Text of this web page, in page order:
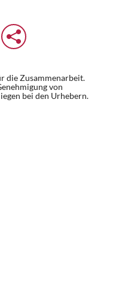
die Zusammenarbeit.
von
bei den Urhebern.